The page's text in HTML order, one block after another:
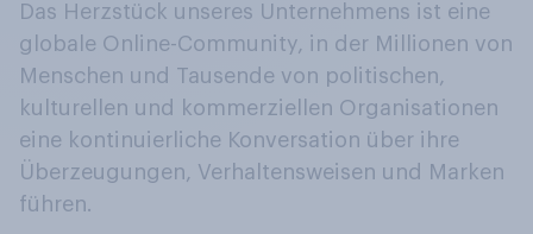
Das Herzstück unseres Unternehmens ist eine
globale Online-Community, in der Millionen von
Menschen und Tausende von politischen,
kulturellen und kommerziellen Organisationen
eine kontinuierliche Konversation über ihre
Überzeugungen, Verhaltensweisen und Marken
führen.